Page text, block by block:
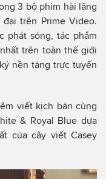
3 bộ phim hài lãng
trên Prime Video.
phát sóng, tác phẩm
trên toàn thế giới
nền tảng trực tuyến
viết kịch bản cùng
& Royal Blue dựa
của cây viết Casey